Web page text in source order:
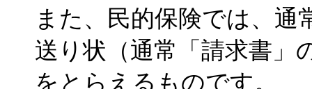
また、民的保険では、通
送り状（通常「請求書」
をとらえるものです。